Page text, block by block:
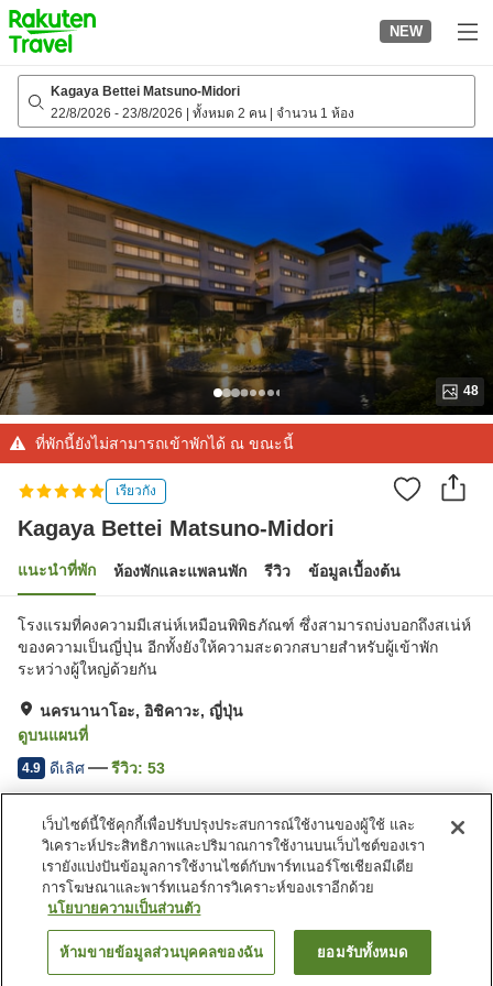
to
top
page
NEW
Kagaya Bettei Matsuno-Midori
22/8/2026 - 23/8/2026 ทั้งหมด 2 คน จำนวน 1 ห้อง
48
ที่พักนี้ยังไม่สามารถเข้าพักได้ ณ ขณะนี้
เรียวกัง
Kagaya Bettei Matsuno-Midori
แนะนำที่พัก ห้องพักและแพลนพัก รีวิว ข้อมูลเบื้องต้น
โรงแรมที่คงความมีเสน่ห์เหมือนพิพิธภัณฑ์ ซึ่งสามารถบ่งบอกถึงสเน่ห์
ของความเป็นญี่ปุ่น อีกทั้งยังให้ความสะดวกสบายสำหรับผู้เข้าพัก
ระหว่างผู้ใหญ่ด้วยกัน
นครนานาโอะ, อิชิคาวะ, ญี่ปุ่น
ดูบนแผนที่
4.9 ดีเลิศ รีวิว: 53
สิ่งอำนวยความสะดวกในที่พัก
Wi-Fi
บ่อน้ำพุร้อนภายในอาคาร
ซาวน่า
ห้องอาหารส่วนตัว
หน้าแรก ญี่ปุ่น อิชิคาวะ
นครนานาโอะ
Kagaya Bettei Matsuno-Midori ค้นหาห้องพัก
เว็บไซต์นี้ใช้คุกกี้เพื่อปรับปรุงประสบการณ์ใช้งานของผู้ใช้ และ
วิเคราะห์ประสิทธิภาพและปริมาณการใช้งานบนเว็บไซต์ของเรา
เรายังแบ่งปันข้อมูลการใช้งานไซต์กับพาร์ทเนอร์โซเชียลมีเดีย
การโฆษณาและพาร์ทเนอร์การวิเคราะห์ของเราอีกด้วย
นโยบายความเป็นส่วนตัว
ห้ามขายข้อมูลส่วนบุคคลของฉัน ยอมรับทั้งหมด